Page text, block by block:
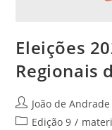
Eleições
Regionais
João de
Edição 9 /